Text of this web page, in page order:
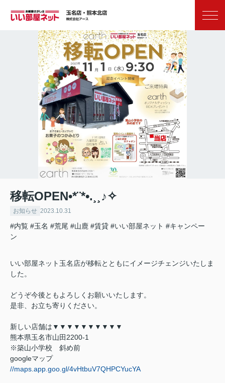
移転OPEN•*¨*•.¸¸♪✧
お知らせ 2023.10.31
#内覧 #玉名 #荒尾 #山鹿 #賃貸 #いい部屋ネット #キャンペー
ン
いい部屋ネット玉名店が移転とともにイメージチェンジいたしま
した。
どうぞ今後ともよろしくお願いいたします。
是非、お立ち寄りください。
新しい店舗は▼▼▼▼▼▼▼▼▼▼
熊本県玉名市山田2200-1
※築山小学校 斜め前
googleマップ
//maps.app.goo.gl/4vHtbuV7QHPCYucYA